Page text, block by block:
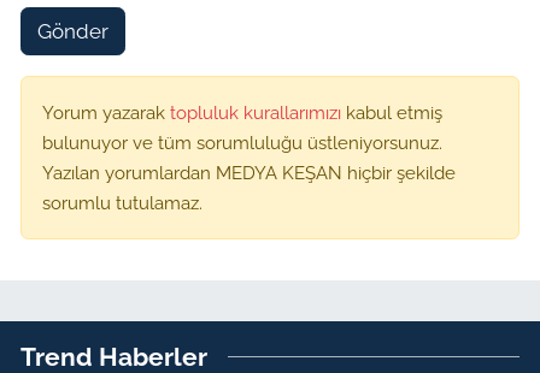
Gönder
Yorum yazarak topluluk kurallarımızı kabul etmiş
bulunuyor ve tüm sorumluluğu üstleniyorsunuz.
Yazılan yorumlardan MEDYA KEŞAN hiçbir şekilde
sorumlu tutulamaz.
Trend Haberler